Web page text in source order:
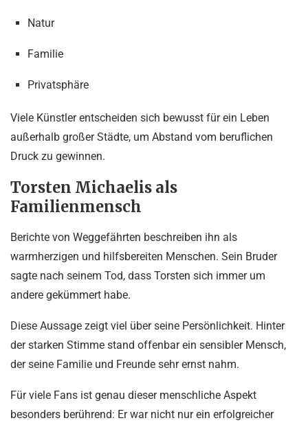
Natur
Familie
Privatsphäre
Viele Künstler entscheiden sich bewusst für ein Leben
außerhalb großer Städte, um Abstand vom beruflichen
Druck zu gewinnen.
Torsten Michaelis als
Familienmensch
Berichte von Weggefährten beschreiben ihn als
warmherzigen und hilfsbereiten Menschen. Sein Bruder
sagte nach seinem Tod, dass Torsten sich immer um
andere gekümmert habe.
Diese Aussage zeigt viel über seine Persönlichkeit. Hinter
der starken Stimme stand offenbar ein sensibler Mensch,
der seine Familie und Freunde sehr ernst nahm.
Für viele Fans ist genau dieser menschliche Aspekt
besonders berührend: Er war nicht nur ein erfolgreicher